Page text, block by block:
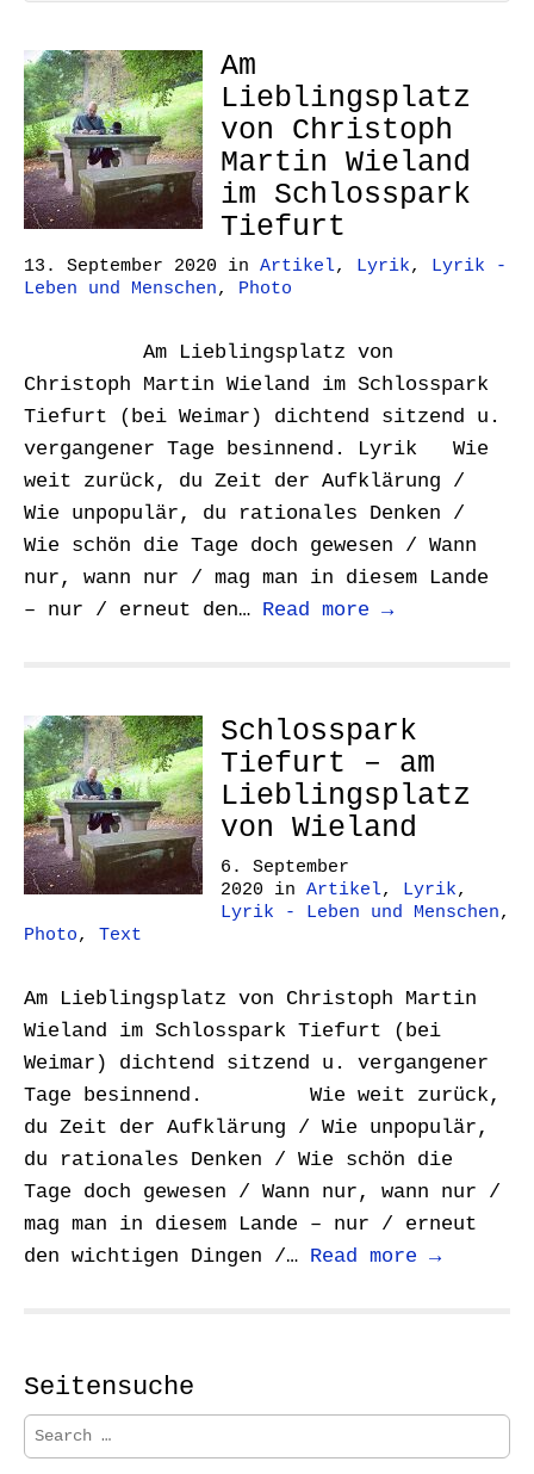
Am
Lieblingsplatz
von Christoph
Martin Wieland
im Schlosspark
Tiefurt
13. September 2020 in Artikel, Lyrik, Lyrik -
Leben und Menschen, Photo
Am Lieblingsplatz von
Christoph Martin Wieland im Schlosspark
Tiefurt (bei Weimar) dichtend sitzend u.
vergangener Tage besinnend. Lyrik Wie
weit zurück, du Zeit der Aufklärung /
Wie unpopulär, du rationales Denken /
Wie schön die Tage doch gewesen / Wann
nur, wann nur / mag man in diesem Lande
– nur / erneut den… Read more →
Schlosspark
Tiefurt – am
Lieblingsplatz
von Wieland
6. September
2020 in Artikel, Lyrik,
Lyrik - Leben und Menschen,
Photo, Text
Am Lieblingsplatz von Christoph Martin
Wieland im Schlosspark Tiefurt (bei
Weimar) dichtend sitzend u. vergangener
Tage besinnend. Wie weit zurück,
du Zeit der Aufklärung / Wie unpopulär,
du rationales Denken / Wie schön die
Tage doch gewesen / Wann nur, wann nur /
mag man in diesem Lande – nur / erneut
den wichtigen Dingen /… Read more →
Seitensuche
S
e